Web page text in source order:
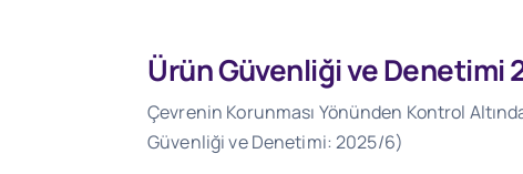
Ürün Güvenliği ve Denetimi
Çevrenin Korunması Yönünden Kontrol
Güvenliği ve Denetimi: 2025/6)